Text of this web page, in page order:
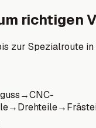
richtigen
zur Spezialroute
→CNC-
→Drehteile→